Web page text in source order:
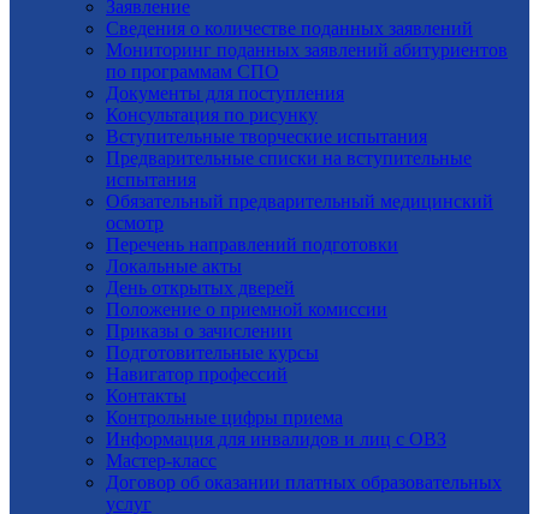
Заявление
Cведения о количестве поданных заявлений
Мониторинг поданных заявлений абитуриентов
по программам СПО
Документы для поступления
Консультация по рисунку
Вступительные творческие испытания
Предварительные списки на вступительные
испытания
Обязательный предварительный медицинский
осмотр
Перечень направлений подготовки
Локальные акты
День открытых дверей
Положение о приемной комиссии
Приказы о зачислении
Подготовительные курсы
Навигатор профессий
Контакты
Контрольные цифры приема
Информация для инвалидов и лиц с ОВЗ
Мастер-класс
Договор об оказании платных образовательных
услуг